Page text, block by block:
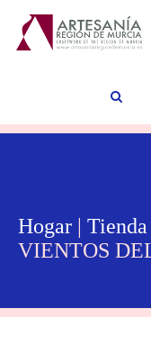
Hogar Tienda
VIENTOS